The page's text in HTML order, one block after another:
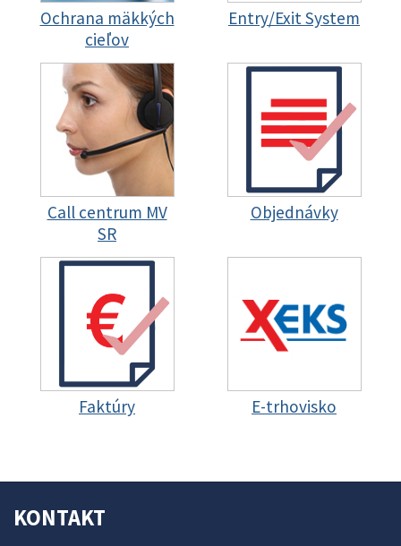
Ochrana mäkkých
cieľov
Entry/Exit System
Call centrum MV
SR
Objednávky
Faktúry E-trhovisko
KONTAKT